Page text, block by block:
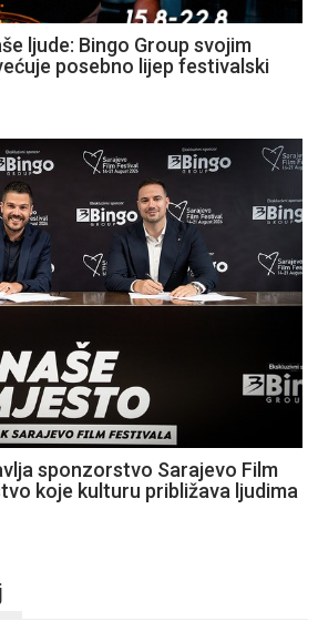
ljude: Bingo Group svojim
posebno lijep festivalski
sponzorstvo Sarajevo Film
koje kulturu približava ljudima